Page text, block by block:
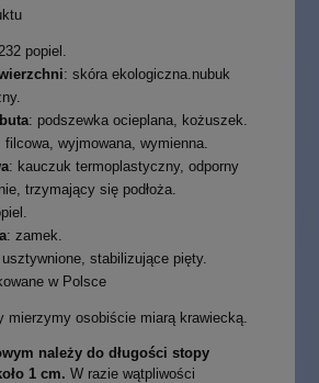
popiel.
: skóra ekologiczna.nubuk
: podszewka ocieplana, kożuszek.
filcowa, wyjmowana, wymienna.
: kauczuk termoplastyczny, odporny
trzymający się podłoża.
: zamek.
usztywnione, stabilizujące pięty.
w Polsce
mierzymy osobiście miarą krawiecką.
należy do długości stopy
1 cm.W razie wątpliwości